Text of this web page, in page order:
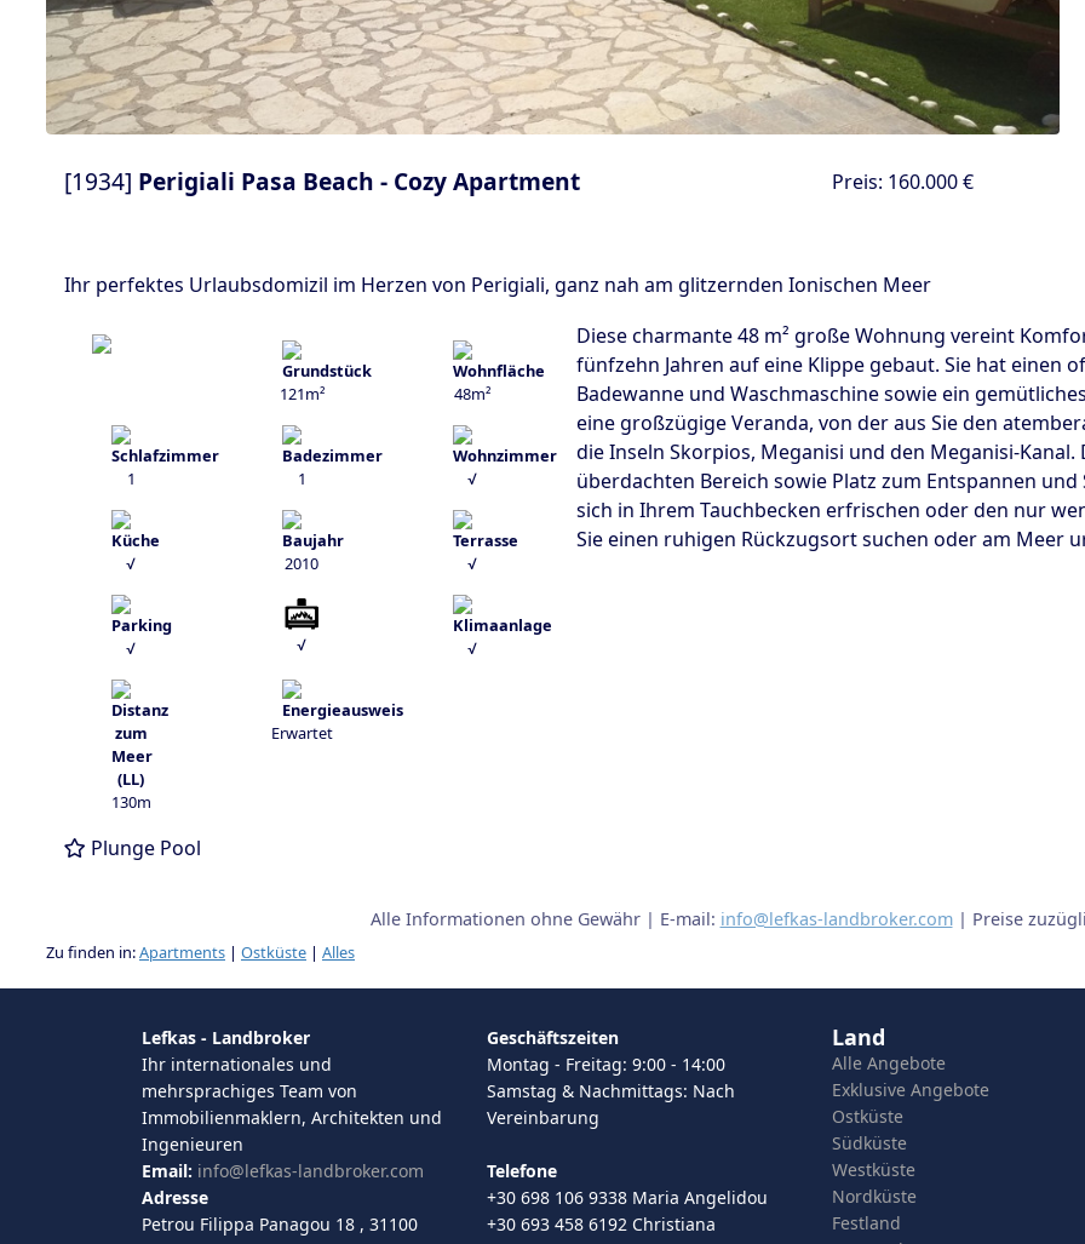
[1934] Perigiali Pasa Beach - Cozy Apartment Preis: 160.000 €
Ihr perfektes Urlaubsdomizil im Herzen von Perigiali, ganz nah am glitzernden Ionischen Meer
121m² 48m²
1 1 √
√ 2010 √
√ √ √
130m
Εrwartet
Plunge Pool
Diese charmante 48 m² große Wohnung vereint
fünfzehn Jahren auf eine Klippe gebaut. Sie hat einen
Badewanne und Waschmaschine sowie ein
eine großzügige Veranda, von der aus Sie den
die Inseln Skorpios, Meganisi und den Meganisi-
überdachten Bereich sowie Platz zum Entspannen
sich in Ihrem Tauchbecken erfrischen oder den nur
Sie einen ruhigen Rückzugsort suchen oder am Meer
Alle Informationen ohne Gewähr | E-mail: info@lefkas-landbroker.com| Preise
Zu finden in:Apartments | Ostküste | Alles
Lefkas - Landbroker
Ihr internationales und
mehrsprachiges Team von
Immobilienmaklern, Architekten und
Ingenieuren
Email: info@lefkas-landbroker.com
Adresse
Petrou Filippa Panagou 18 , 31100
Geschäftszeiten
Montag - Freitag: 9:00 - 14:00
Samstag & Nachmittags: Nach
Vereinbarung
Telefone
+30 698 106 9338 Maria Angelidou
+30 693 458 6192 Christiana
Land
Alle Angebote
Exklusive Angebote
Ostküste
Südküste
Westküste
Nordküste
Festland